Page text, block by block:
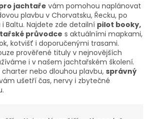
jachtaře vám pomohou naplánovat
plavbu v Chorvatsku, Řecku, po
Baltu. Najdete zde detailní pilot booky,
průvodce s aktuálními mapkami,
kotvišť i doporučenými trasami.
prověřené tituly v nejnovějších
i v našem jachtařském školení.
nebo dlouhou plavbu, správný
ušetří čas, nervy i zbytečné